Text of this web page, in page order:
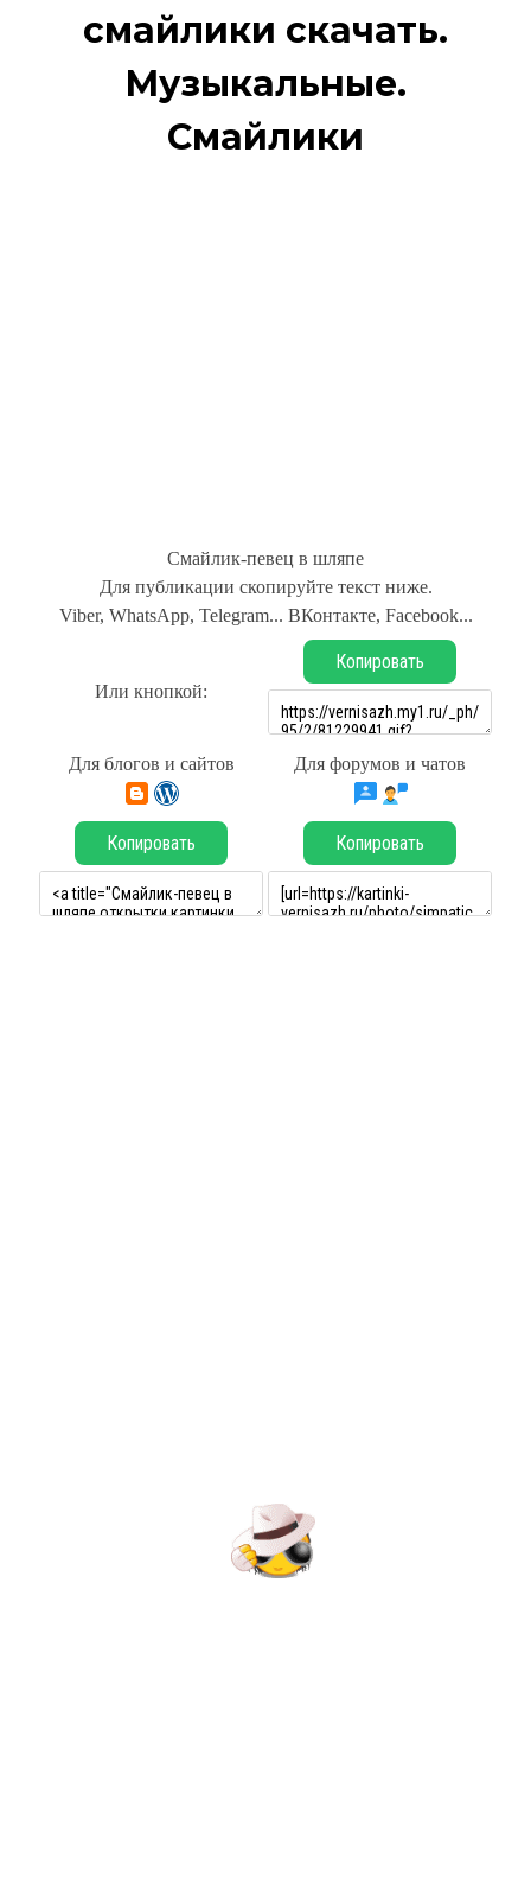
смайлики скачать.
Музыкальные.
Смайлики
Смайлик-певец в шляпе
Для публикации скопируйте текст ниже.
Viber, WhatsApp, Telegram... ВКонтакте, Facebook...
Или кнопкой:
Копировать
Для блогов и сайтов Для форумов и чатов
Копировать Копировать